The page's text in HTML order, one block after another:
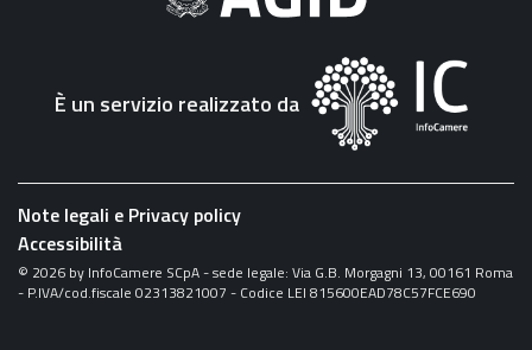
È un servizio realizzato da
Note legali e Privacy policy
Accessibilità
© 2026 by InfoCamere SCpA - sede legale: Via G.B. Morgagni 13, 00161 Roma
- P.IVA/cod.fiscale 02313821007 - Codice LEI 815600EAD78C57FCE690